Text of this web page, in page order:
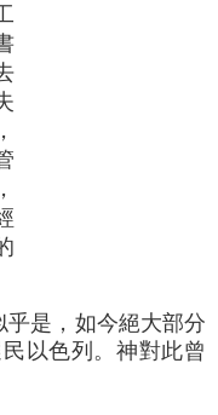
是，如今絕大部分
以色列。神對此曾